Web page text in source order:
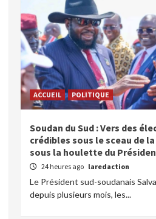
ACCUEIL POLITIQUE
Soudan du Sud : Vers des
crédibles sous le sceau de
sous la houlette du
24 heures ago laredaction
Le Président sud-soudanais
depuis plusieurs mois, les...